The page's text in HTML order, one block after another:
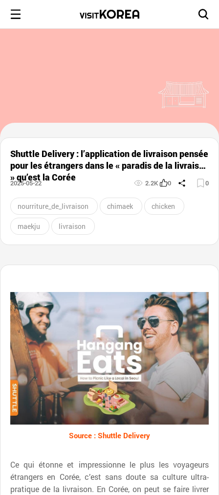
Shuttle Delivery : l’application de livraison pensée
pour les étrangers dans le « paradis de la livraison
» qu’est la Corée
2025-05-22 2.2K 0 0
nourriture_de_livraison chimaek chicken
maekju livraison
Ce qui étonne et impressionne le plus les voyageurs
étrangers en Corée, c’est sans doute sa culture ultra-
pratique de la livraison. En Corée, on peut se faire livrer